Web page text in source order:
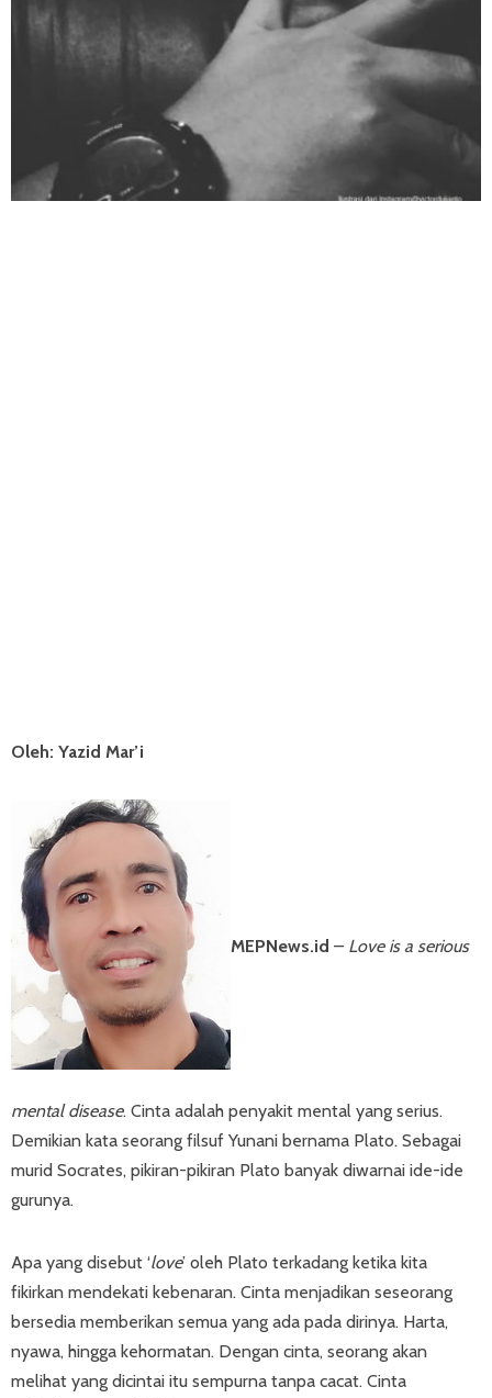
Oleh: Yazid Mar’i
MEPNews.id – Love is a serious
mental disease. Cinta adalah penyakit mental yang serius.
Demikian kata seorang filsuf Yunani bernama Plato. Sebagai
murid Socrates, pikiran-pikiran Plato banyak diwarnai ide-ide
gurunya.
Apa yang disebut ‘love’ oleh Plato terkadang ketika kita
fikirkan mendekati kebenaran. Cinta menjadikan seseorang
bersedia memberikan semua yang ada pada dirinya. Harta,
nyawa, hingga kehormatan. Dengan cinta, seorang akan
melihat yang dicintai itu sempurna tanpa cacat. Cinta